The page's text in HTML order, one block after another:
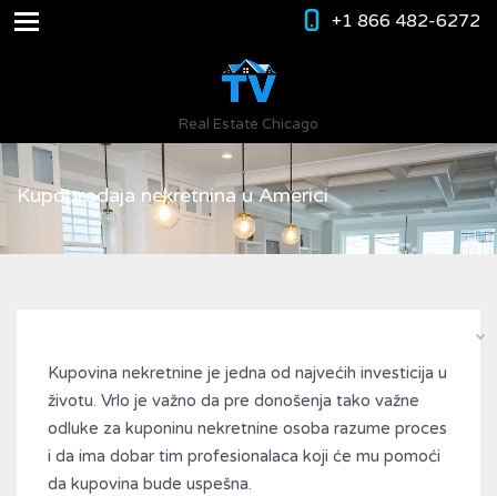
+1 866 482-6272
Real Estate Chicago
Kupoprodaja nekretnina u Americi
Kupovina nekretnine je jedna od najvećih investicija u
životu. Vrlo je važno da pre donošenja tako važne
odluke za kuponinu nekretnine osoba razume proces
i da ima dobar tim profesionalaca koji će mu pomoći
da kupovina bude uspešna.